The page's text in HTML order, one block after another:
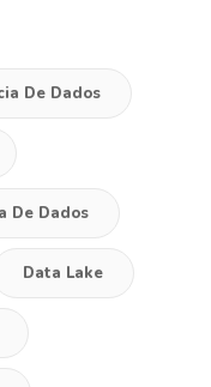
De Dados
De Dados
Data Lake